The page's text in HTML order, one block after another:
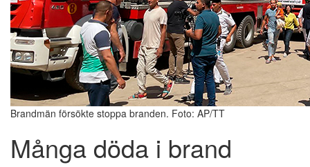
Brandmän försökte stoppa branden. Foto: AP/TT
Många döda i brand